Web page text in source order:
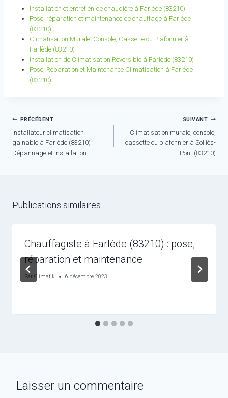
Installation et entretien de chaudière à Farlède (83210)
Pose, réparation et maintenance de chauffage à Farlède
(83210)
Climatisation Murale, Console, Cassette ou Plafonnier à
Farlède (83210)
Installation de Climatisation Réversible à Farlède (83210)
Pose, Réparation et Maintenance Climatisation à Farlède
(83210)
Navigation
de
l’article
PRÉCÉDENT
Installateur climatisation
gainable à Farlède (83210) :
Dépannage et installation
SUIVANT
Climatisation murale, console,
cassette ou plafonnier à Solliès-
Pont (83210)
Publications similaires
Chauffagiste à Farlède (83210) : pose,
réparation et maintenance
Par Climatik 6 décembre 2023
Laisser un commentaire